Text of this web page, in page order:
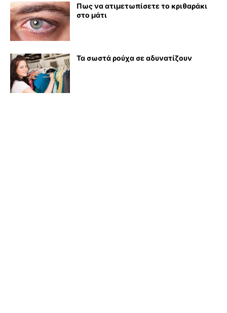
Πως να ατιμετωπίσετε το κριθαράκι
στο μάτι
Τα σωστά ρούχα σε αδυνατίζουν